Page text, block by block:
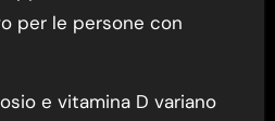
per le persone con
e vitamina D variano